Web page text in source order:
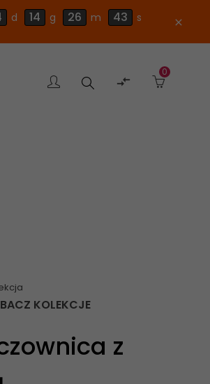
d 14 g 26 m 42 s close
Szukaj 
0
KOLEKCJE
z